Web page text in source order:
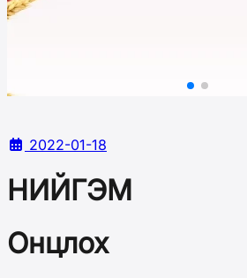
2022-01-18
НИЙГЭМ
Онцлох